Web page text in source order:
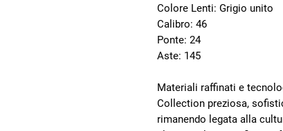
Colore Lenti: Grigio unito
Calibro: 46
Ponte: 24
Aste: 145
Materiali raffinati e
Collection preziosa,
rimanendo legata alla